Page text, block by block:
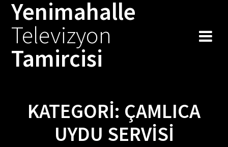
Skip
to
Yenimahalle
Televizyon
Tamircisi
KATEGORI: ÇAMLICA
UYDU SERVISI